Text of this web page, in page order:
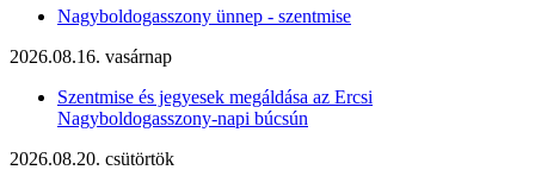
Nagyboldogasszony ünnep - szentmise
2026.08.16. vasárnap
Szentmise és jegyesek megáldása az Ercsi
Nagyboldogasszony-napi búcsún
2026.08.20. csütörtök